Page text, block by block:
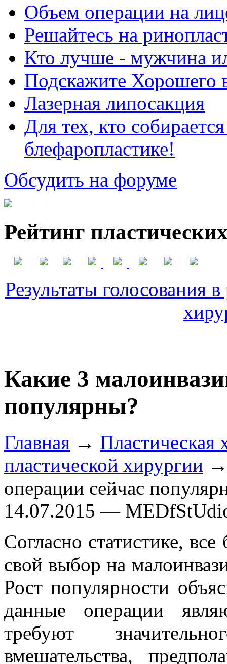
Объем операции на
Решайтесь на
Кто лучше - мужчина
Подскажите Хорошего
Лазерная липосакция
Для тех, кто
блефаропластике!
Обсудить на форуме
Рейтинг
Результаты голосования
Какие 3
популярны?
Главная → Пластическая
пластической хирургии →
операции сейчас
14.07.2015 —
Согласно статистике,
свой выбор на
Рост популярности
данные операции
требуют
вмешательства,